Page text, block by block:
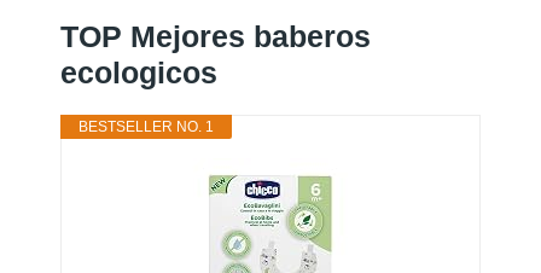
TOP Mejores baberos
ecologicos
BESTSELLER NO. 1